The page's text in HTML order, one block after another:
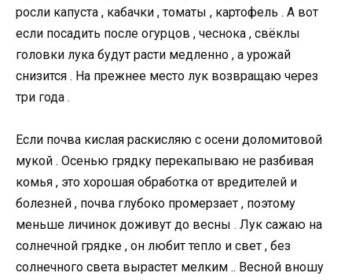
росли капуста , кабачки , томаты , картофель . А вот
если посадить после огурцов , чеснока , свёклы
головки лука будут расти медленно , а урожай
снизится . На прежнее место лук возвращаю через
три года .
Если почва кислая раскисляю с осени доломитовой
мукой . Осенью грядку перекапываю не разбивая
комья , это хорошая обработка от вредителей и
болезней , почва глубоко промерзает , поэтому
меньше личинок доживут до весны . Лук сажаю на
солнечной грядке , он любит тепло и свет , без
солнечного света вырастет мелким .. Весной вношу